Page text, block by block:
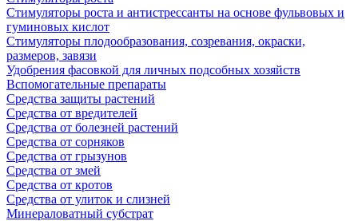
Стимуляторы роста и антистрессанты на основе фульвовых и
гуминовых кислот
Стимуляторы плодообразования, созревания, окраски,
размеров, завязи
Удобрения фасовкой для личных подсобных хозяйств
Вспомогательные препараты
Средства защиты растений
Средства от вредителей
Средства от болезней растений
Средства от сорняков
Средства от грызунов
Средства от змей
Средства от кротов
Средства от улиток и слизней
Минераловатный субстрат